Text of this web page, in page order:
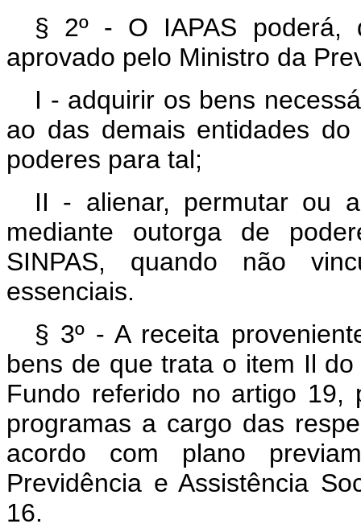
§ 2º - O IAPAS poderá,
aprovado pelo Ministro da
I - adquirir os bens
ao das demais entidades
poderes para tal;
II - alienar, permutar ou
mediante outorga de
SINPAS, quando não
essenciais.
§ 3º - A receita
bens de que trata o item Il
Fundo referido no artigo 19,
programas a cargo das
acordo com plano
Previdência e Assistência
16.